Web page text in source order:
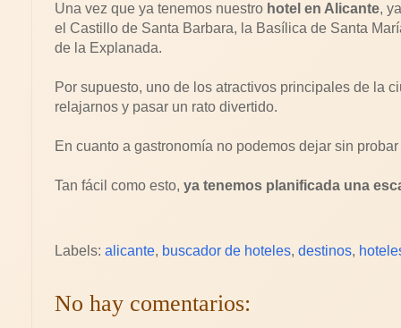
Una vez que ya tenemos nuestro hotel en Alicante,
el Castillo de Santa Barbara, la Basílica de Santa
de la Explanada.
Por supuesto, uno de los atractivos principales de la
relajarnos y pasar un rato divertido.
En cuanto a gastronomía no podemos dejar sin
Tan fácil como esto, ya tenemos planificada una
Labels: alicante, buscador de hoteles, destinos,
No hay comentarios: